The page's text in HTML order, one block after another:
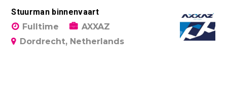
Stuurman binnenvaart
Fulltime
AXXAZ
Dordrecht, Netherlands